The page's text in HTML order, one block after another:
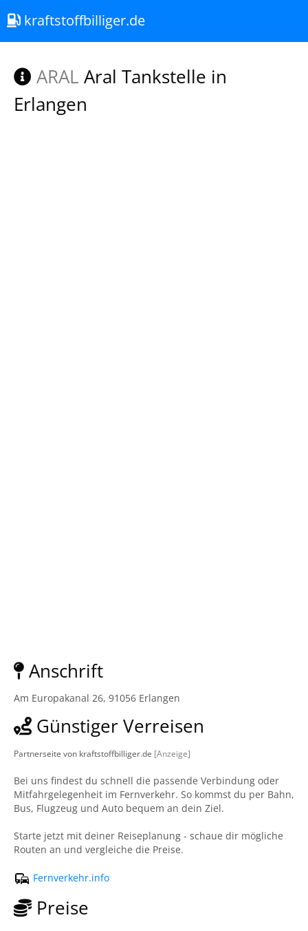
kraftstoffbilliger.de
ARAL Aral Tankstelle in
Erlangen
Anschrift
Am Europakanal 26, 91056 Erlangen
Günstiger Verreisen
Partnerseite von kraftstoffbilliger.de [Anzeige]
Bei uns findest du schnell die passende Verbindung oder
Mitfahrgelegenheit im Fernverkehr. So kommst du per Bahn,
Bus, Flugzeug und Auto bequem an dein Ziel.
Starte jetzt mit deiner Reiseplanung - schaue dir mögliche
Routen an und vergleiche die Preise.
Fernverkehr.info
Preise